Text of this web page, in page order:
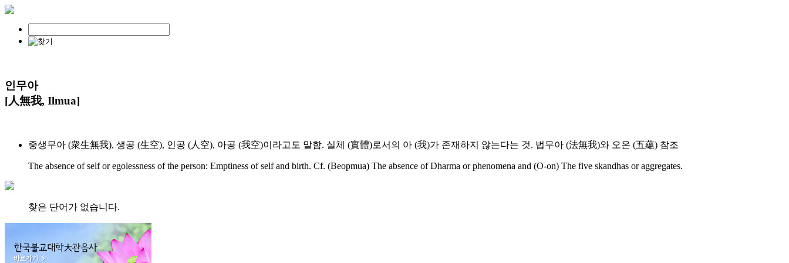
인무아
[人無我, Ilmua]
중생무아 (衆生無我), 생공 (生空), 인공 (人空), 아공 (我空)이라고도 말함. 실체 (實體)로서의 아 (我)가 존재하지 않는다는 것. 법무아 (法無我)와 오온 (五蘊) 참조
The absence of self or egolessness of the person: Emptiness of self and birth. Cf. (Beopmua) The absence of Dharma or phenomena and (O-on) The five skandhas or aggregates.
찾은 단어가 없습니다.